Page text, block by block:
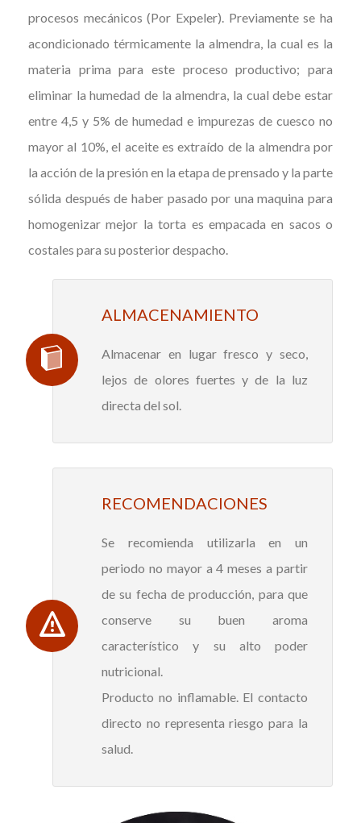
procesos mecánicos (Por Expeler). Previamente se ha
acondicionado térmicamente la almendra, la cual es la
materia prima para este proceso productivo; para
eliminar la humedad de la almendra, la cual debe estar
entre 4,5 y 5% de humedad e impurezas de cuesco no
mayor al 10%, el aceite es extraído de la almendra por
la acción de la presión en la etapa de prensado y la parte
sólida después de haber pasado por una maquina para
homogenizar mejor la torta es empacada en sacos o
costales para su posterior despacho.
ALMACENAMIENTO
Almacenar en lugar fresco y seco,
lejos de olores fuertes y de la luz
directa del sol.
RECOMENDACIONES
Se recomienda utilizarla en un
periodo no mayor a 4 meses a partir
de su fecha de producción, para que
conserve su buen aroma
característico y su alto poder
nutricional.
Producto no inflamable. El contacto
directo no representa riesgo para la
salud.